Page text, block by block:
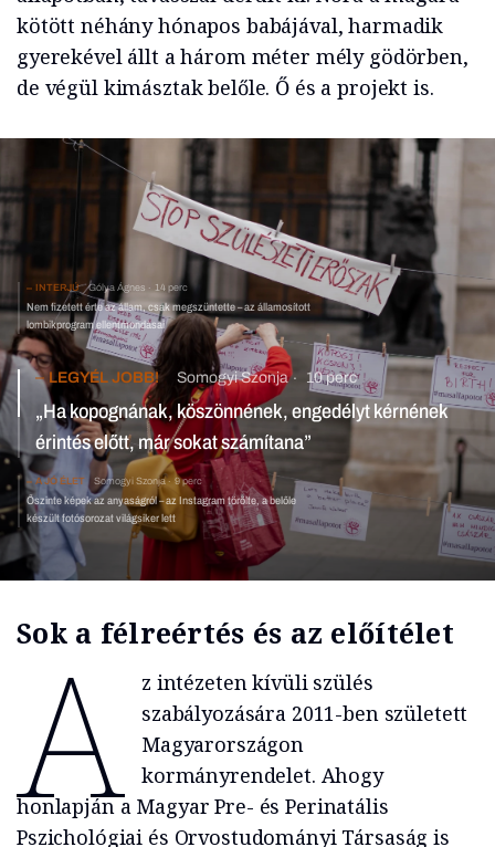
kötött néhány hónapos babájával, harmadik
gyerekével állt a három méter mély gödörben,
de végül kimásztak belőle. Ő és a projekt is.
INTERJÚ Gólya Ágnes 14 perc
Nem fizetett érte az állam, csak megszüntette – az államosított
lombikprogram ellentmondásai
LEGYÉL JOBB! Somogyi Szonja 10 perc
„Ha kopognának, köszönnének, engedélyt kérnének
érintés előtt, már sokat számítana”
A JÓ ÉLET Somogyi Szonja 9 perc
Őszinte képek az anyaságról – az Instagram törölte, a belőle
készült fotósorozat világsiker lett
Sok a félreértés és az előítélet
A
z intézeten kívüli szülés
szabályozására 2011-ben született
Magyarországon
kormányrendelet. Ahogy
honlapján a Magyar Pre- és Perinatális
Pszichológiai és Orvostudományi Társaság is